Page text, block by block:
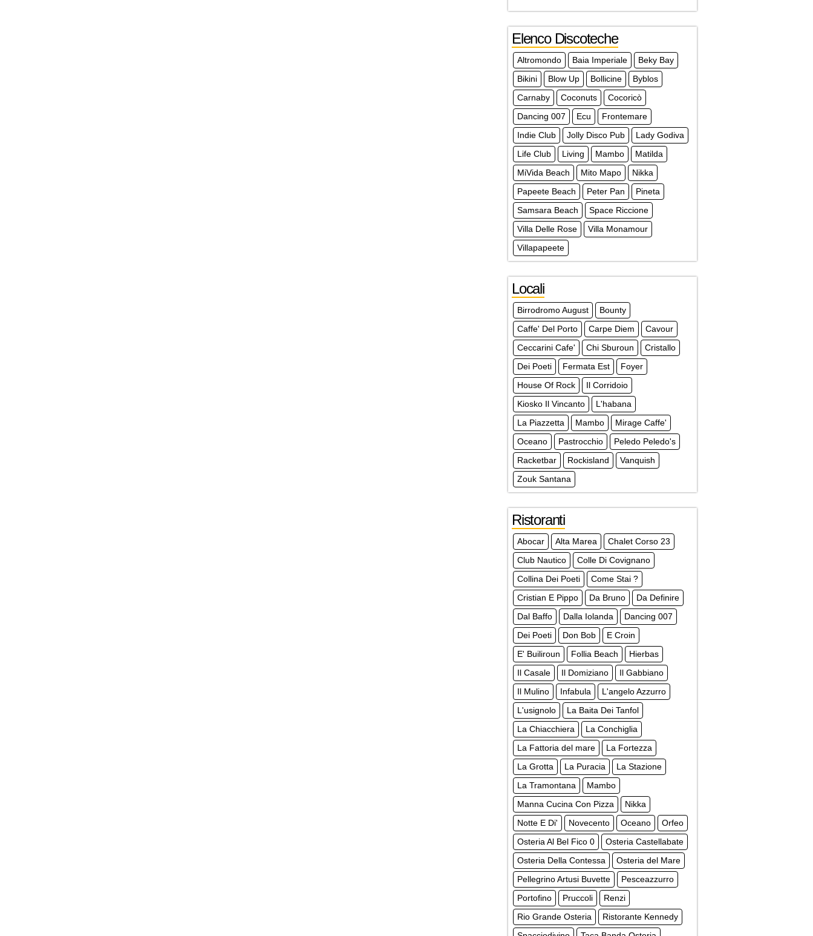
Elenco Discoteche
Altromondo Baia Imperiale
Beky Bay
Bikini
Blow Up Bollicine
Byblos
Carnaby
Coconuts
Cocoricò
Dancing 007
Ecu
Frontemare
Indie Club
Jolly Disco Pub
Lady Godiva
Life Club
Living Mambo
Matilda
MiVida Beach
Mito Mapo
Nikka
Papeete Beach
Peter Pan
Pineta
Samsara Beach
Space Riccione
Villa Delle Rose
Villa Monamour
Villapapeete
Locali
Birrodromo August
Bounty
Caffe' Del Porto
Carpe Diem
Cavour
Ceccarini Cafe'
Chi Sburoun
Cristallo
Dei Poeti
Fermata Est
Foyer
House Of Rock
Il Corridoio
Kiosko Il Vincanto
L'habana
La Piazzetta
Mambo
Mirage Caffe'
Oceano
Pastrocchio
Peledo Peledo's
Racketbar
Rockisland
Vanquish
Zouk Santana
Ristoranti
Abocar Alta Marea
Chalet Corso 23
Club Nautico
Colle Di Covignano
Collina Dei Poeti
Come Stai ?
Cristian E Pippo
Da Bruno
Da Definire
Dal Baffo
Dalla Iolanda
Dancing 007
Dei Poeti
Don Bob
E Croin
E' Builiroun
Follia Beach
Hierbas
Il Casale
Il Domiziano
Il Gabbiano
Il Mulino
Infabula
L'angelo Azzurro
L'usignolo
La Baita Dei Tanfol
La Chiacchiera
La Conchiglia
La Fattoria del mare
La Fortezza
La Grotta
La Puracia
La Stazione
La Tramontana
Mambo
Manna Cucina Con Pizza
Nikka
Notte E Di'
Novecento Oceano
Orfeo
Osteria Al Bel Fico 0
Osteria Castellabate
Osteria Della Contessa
Osteria del Mare
Pellegrino Artusi Buvette
Pesceazzurro
Portofino
Pruccoli
Renzi
Rio Grande Osteria
Ristorante Kennedy